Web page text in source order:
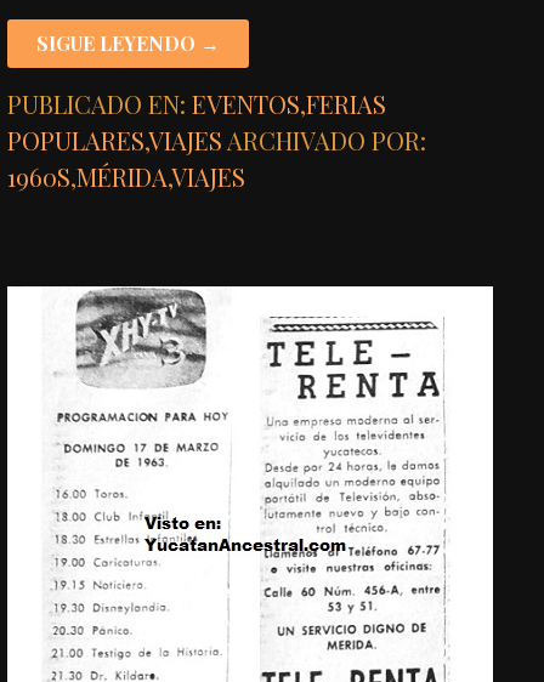
SIGUE LEYENDO →
PUBLICADO EN:EVENTOS,FERIAS
POPULARES,VIAJES ARCHIVADO POR:
1960S,MÉRIDA,VIAJES